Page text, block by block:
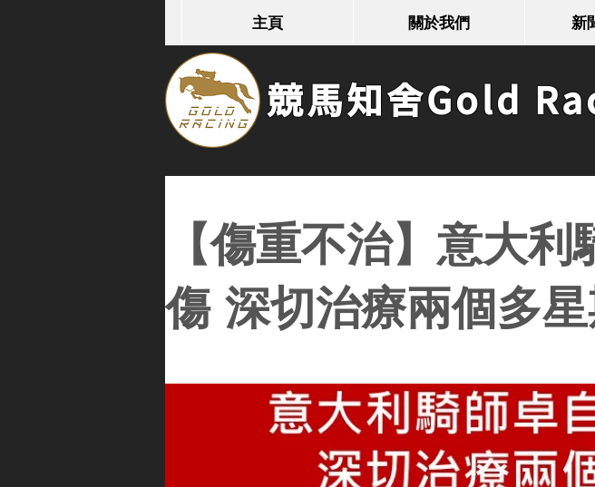
主頁 關於我們 新
競馬知舍Gold
【傷重不治】意大
傷 深切治療兩個多